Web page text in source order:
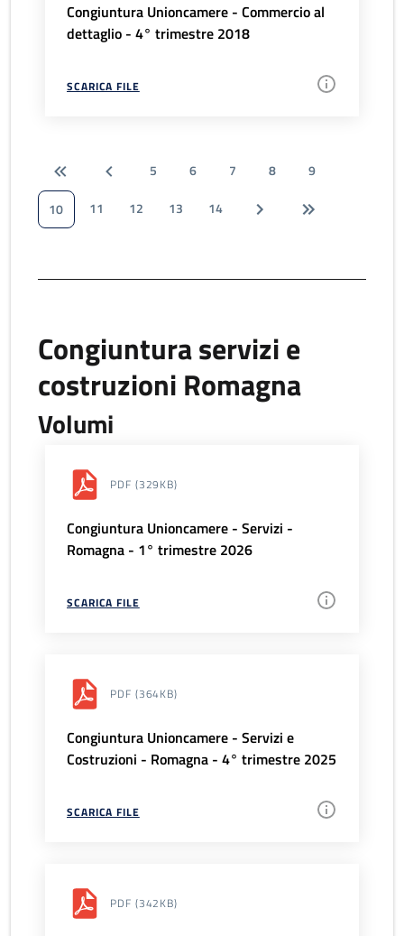
Congiuntura Unioncamere - Commercio al
dettaglio - 4° trimestre 2018
SCARICA FILE
5 6 7 8
9
10
11 12 13 14
Congiuntura servizi e
costruzioni Romagna
Volumi
PDF (329KB)
Congiuntura Unioncamere - Servizi -
Romagna - 1° trimestre 2026
SCARICA FILE
PDF (364KB)
Congiuntura Unioncamere - Servizi e
Costruzioni - Romagna - 4° trimestre 2025
SCARICA FILE
PDF (342KB)